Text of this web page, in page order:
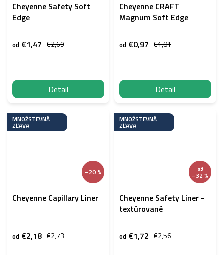
Cheyenne Safety Soft
Edge
€2,69
od €1,47
Detail
Cheyenne CRAFT
Magnum Soft Edge
€1,81
od €0,97
Detail
MNOŽSTEVNÁ
ZĽAVA
–20 %
Cheyenne Capillary Liner
€2,73
od €2,18
MNOŽSTEVNÁ
ZĽAVA
až
–32 %
Cheyenne Safety Liner -
textúrované
€2,56
od €1,72